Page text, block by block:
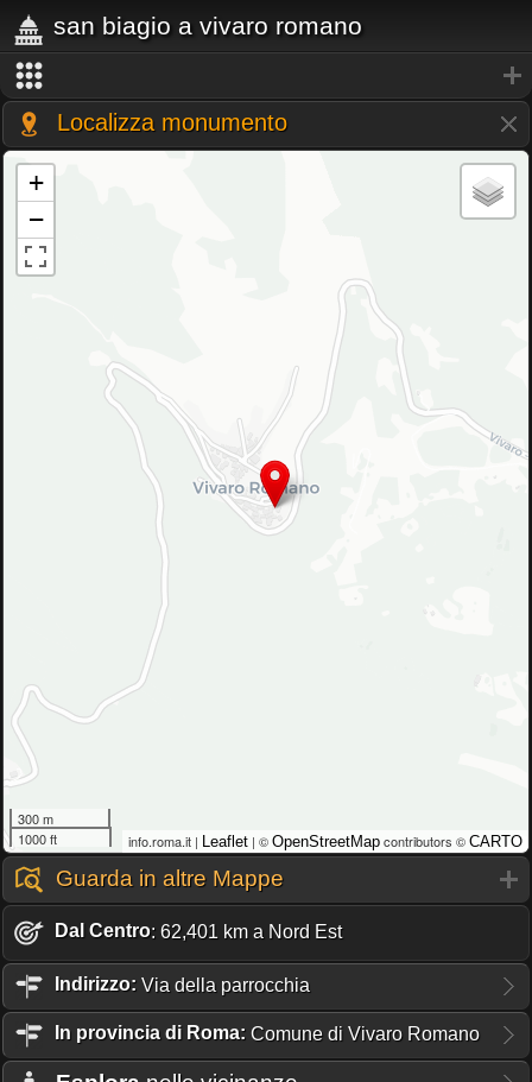
san biagio a vivaro romano
Localizza monumento
+
−
300 m
1000 ft
info.roma.it | Leaflet | © OpenStreetMap contributors © CARTO
Guarda in altre Mappe
Dal Centro: 62,401 km a Nord Est
Indirizzo: Via della parrocchia
In provincia di Roma: Comune di Vivaro Romano